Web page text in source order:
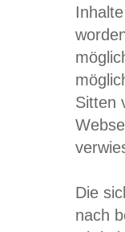
Sitten
Die
nach